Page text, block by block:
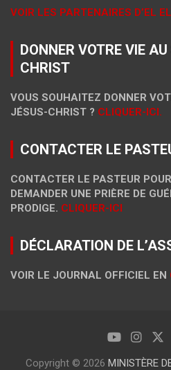
VOIR LES PARTENAIRES D’EL
DONNER VOTRE VIE
CHRIST
VOUS SOUHAITEZ DONNER
JÉSUS-CHRIST ? CLIQUER-ICI.
CONTACTER LE
CONTACTER LE PASTEUR
DEMANDER UNE PRIÈRE DE
PRODIGE. CLIQUER-ICI
DÉCLARATION DE
VOIR LE JOURNAL OFFICIEL EN
Copyright © 2026 MINISTÈRE